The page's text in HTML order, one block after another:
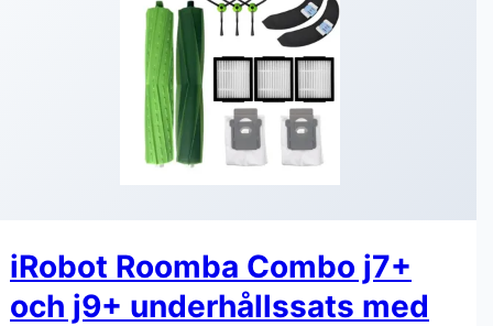
iRobot Roomba Combo j7+
och j9+ underhållssats med